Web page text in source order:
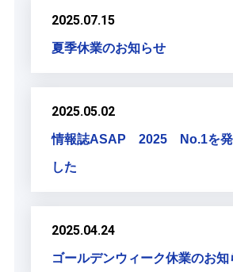
2025.07.15
夏季休業のお知らせ
2025.05.02
情報誌ASAP 2025 No.1を発
した
2025.04.24
ゴールデンウィーク休業のお知